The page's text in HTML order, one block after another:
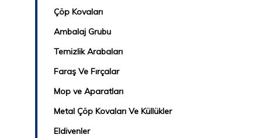
Çöp Kovaları
Ambalaj Grubu
Temizlik Arabaları
Faraş Ve Fırçalar
Mop ve Aparatları
Metal Çöp Kovaları Ve Küllükler
Eldivenler